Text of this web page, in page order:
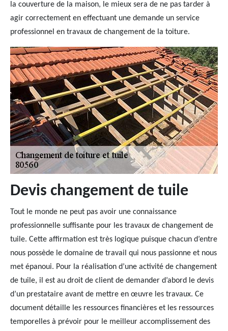
la couverture de la maison, le mieux sera de ne pas tarder à
agir correctement en effectuant une demande un service
professionnel en travaux de changement de la toiture.
Devis changement de tuile
Tout le monde ne peut pas avoir une connaissance
professionnelle suffisante pour les travaux de changement de
tuile. Cette affirmation est très logique puisque chacun d’entre
nous possède le domaine de travail qui nous passionne et nous
met épanoui. Pour la réalisation d’une activité de changement
de tuile, il est au droit de client de demander d’abord le devis
d’un prestataire avant de mettre en œuvre les travaux. Ce
document détaille les ressources financières et les ressources
temporelles à prévoir pour le meilleur accomplissement des